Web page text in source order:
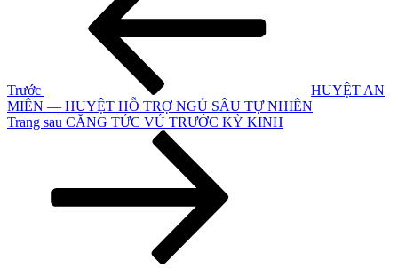
Trước
HUYỆT AN
MIÊN — HUYỆT HỖ TRỢ NGỦ SÂU TỰ NHIÊN
Bài
Trang sau CĂNG TỨC VÚ TRƯỚC KỲ KINH